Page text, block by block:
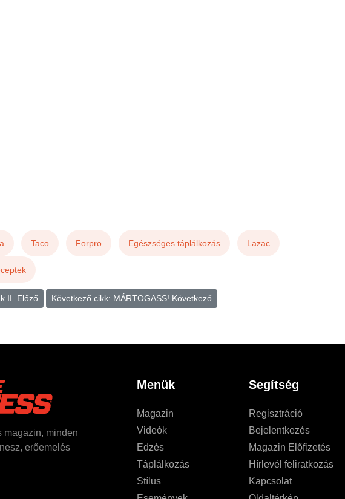
Taco Forpro Egészséges táplálkozás Lazac
II. Előző Következő cikk: MÁRTOGASS! Következő
magazin, minden
erőemelés
Menük
Magazin
Videók
Edzés
Táplálkozás
Stílus
Segítség
Regisztráció
Bejelentkezés
Magazin Előfizetés
Hírlevél feliratkozás
Kapcsolat